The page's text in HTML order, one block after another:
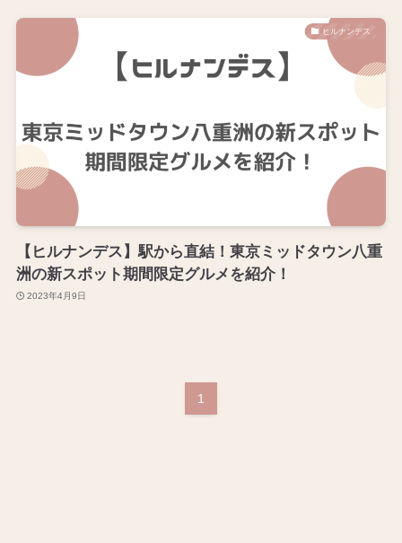
ヒルナンデス
【ヒルナンデス】駅から直結！東京ミッドタウン八重
洲の新スポット期間限定グルメを紹介！
2023年4月9日
1